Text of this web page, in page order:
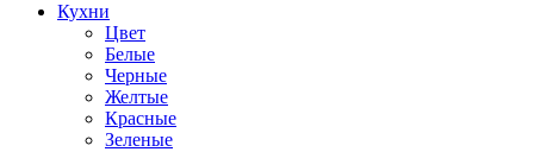
Кухни
Цвет
Белые
Черные
Желтые
Красные
Зеленые